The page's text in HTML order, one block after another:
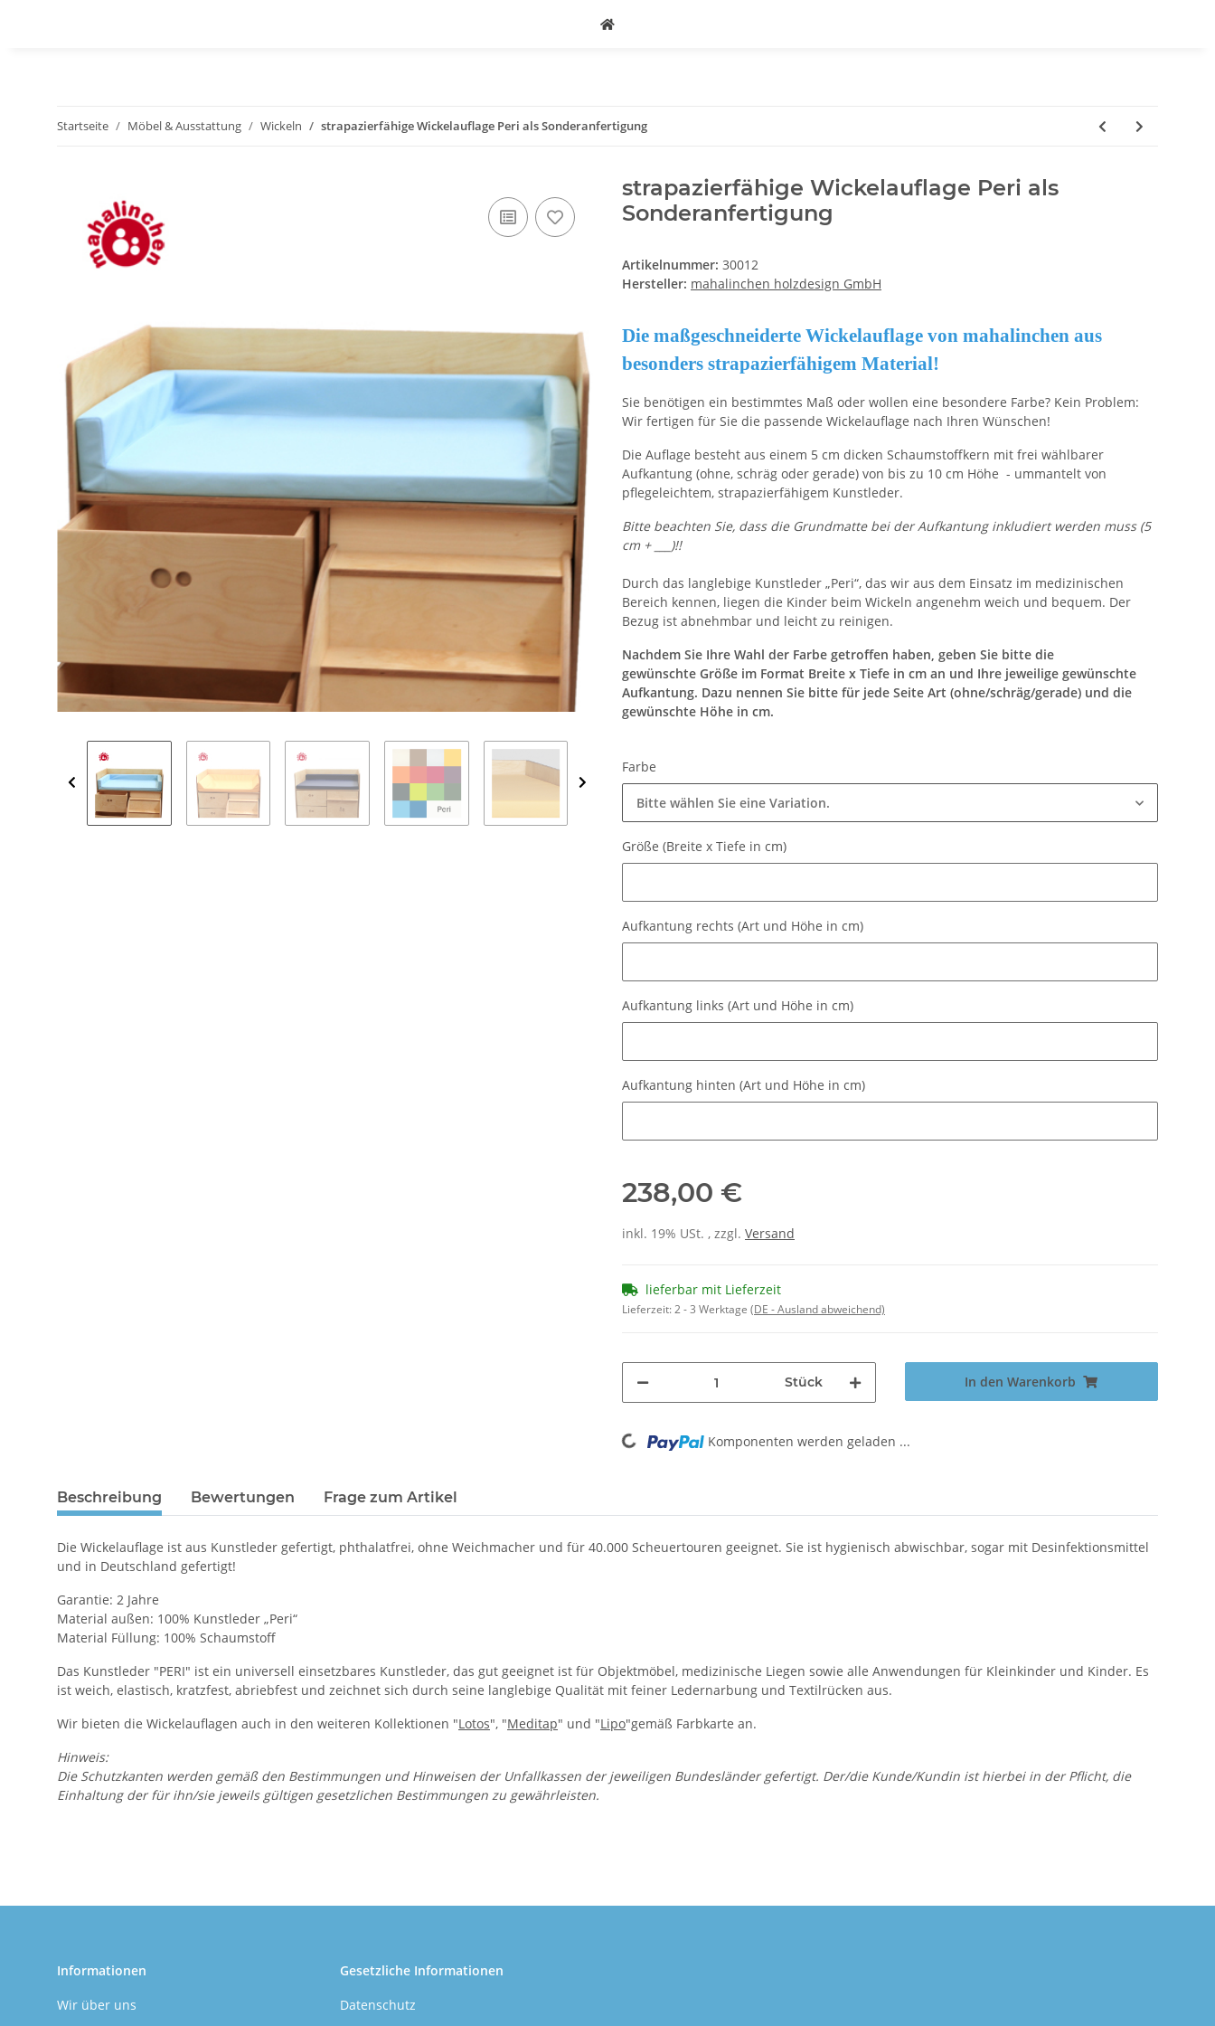
Startseite Möbel & Ausstattung Wickeln strapazierfähige Wickelauflage Peri als Sonderanfertigung
strapazierfähige Wickelauflage Peri als
Sonderanfertigung
Artikelnummer: 30012
Hersteller: mahalinchen holzdesign GmbH
Die maßgeschneiderte Wickelauflage von mahalinchen aus
besonders strapazierfähigem Material!
Sie benötigen ein bestimmtes Maß oder wollen eine besondere Farbe? Kein Problem:
Wir fertigen für Sie die passende Wickelauflage nach Ihren Wünschen!
Die Auflage besteht aus einem 5 cm dicken Schaumstoffkern mit frei wählbarer
Aufkantung (ohne, schräg oder gerade) von bis zu 10 cm Höhe - ummantelt von
pflegeleichtem, strapazierfähigem Kunstleder.
Bitte beachten Sie, dass die Grundmatte bei der Aufkantung inkludiert werden muss (5
cm + ___)!!
Durch das langlebige Kunstleder „Peri“, das wir aus dem Einsatz im medizinischen
Bereich kennen, liegen die Kinder beim Wickeln angenehm weich und bequem. Der
Bezug ist abnehmbar und leicht zu reinigen.
Nachdem Sie Ihre Wahl der Farbe getroffen haben, geben Sie bitte die
gewünschte Größe im Format Breite x Tiefe in cm an und Ihre jeweilige gewünschte
Aufkantung. Dazu nennen Sie bitte für jede Seite Art (ohne/schräg/gerade) und die
gewünschte Höhe in cm.
Farbe
Bitte wählen Sie eine Variation.
Größe (Breite x Tiefe in cm)
Aufkantung rechts (Art und Höhe in cm)
Aufkantung links (Art und Höhe in cm)
Aufkantung hinten (Art und Höhe in cm)
238,00 €
inkl. 19% USt. , zzgl. Versand
lieferbar mit Lieferzeit
Lieferzeit:2 - 3 Werktage (DE - Ausland abweichend)
Stück In den Warenkorb
Loading... Komponenten werden geladen ...
Beschreibung Bewertungen Frage zum Artikel
Die Wickelauflage ist aus Kunstleder gefertigt, phthalatfrei, ohne Weichmacher und für 40.000 Scheuertouren geeignet. Sie ist hygienisch abwischbar, sogar mit Desinfektionsmittel
und in Deutschland gefertigt!
Garantie: 2 Jahre
Material außen: 100% Kunstleder „Peri“
Material Füllung: 100% Schaumstoff
Das Kunstleder "PERI" ist ein universell einsetzbares Kunstleder, das gut geeignet ist für Objektmöbel, medizinische Liegen sowie alle Anwendungen für Kleinkinder und Kinder. Es
ist weich, elastisch, kratzfest, abriebfest und zeichnet sich durch seine langlebige Qualität mit feiner Ledernarbung und Textilrücken aus.
Wir bieten die Wickelauflagen auch in den weiteren Kollektionen "Lotos", "Meditap" und "Lipo"gemäß Farbkarte an.
Hinweis:
Die Schutzkanten werden gemäß den Bestimmungen und Hinweisen der Unfallkassen der jeweiligen Bundesländer gefertigt. Der/die Kunde/Kundin ist hierbei in der Pflicht, die
Einhaltung der für ihn/sie jeweils gültigen gesetzlichen Bestimmungen zu gewährleisten.
Informationen
Wir über uns
Gesetzliche Informationen
Datenschutz